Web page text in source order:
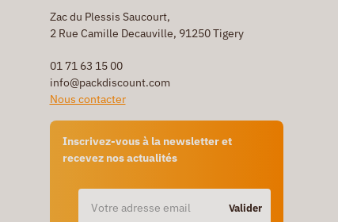
Zac du Plessis Saucourt,
2 Rue Camille Decauville, 91250 Tigery
01 71 63 15 00
info@packdiscount.com
Nous contacter
Inscrivez-vous à la newsletter et
recevez nos actualités
Valider